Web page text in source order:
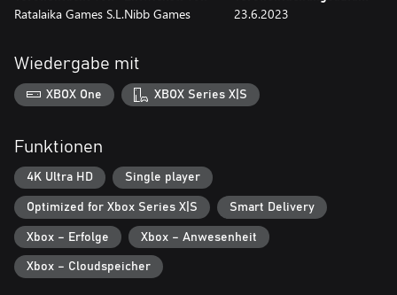
Ratalaika Games S.L.Nibb Games 23.6.2023
Wiedergabe mit
XBOX One XBOX Series X|S
Funktionen
4K Ultra HD Single player
Optimized for Xbox Series X|S Smart Delivery
Xbox – Erfolge Xbox – Anwesenheit
Xbox – Cloudspeicher